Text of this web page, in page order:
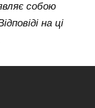
собою
на ці